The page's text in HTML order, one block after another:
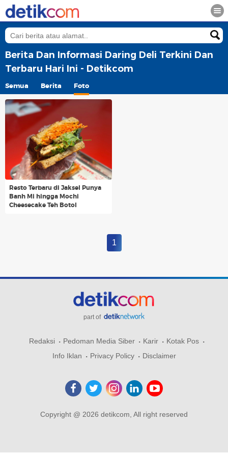
Berita Dan Informasi Daring Deli Terkini Dan
Terbaru Hari Ini - Detikcom
Semua Berita Foto
Resto Terbaru di Jaksel Punya
Banh Mi hingga Mochi
Cheesecake Teh Botol
1
part of
Redaksi Pedoman Media Siber Karir
Kotak Pos
Info Iklan
Privacy Policy Disclaimer
Copyright @ 2026 detikcom, All right reserved